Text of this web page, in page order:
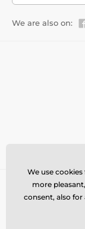
We are also on:
We use
more
consent, also